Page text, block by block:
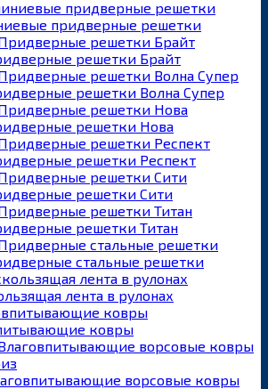
придверные решетки
решетки Брайт
решетки Волна Супер
решетки Нова
решетки Респект
решетки Сити
решетки Титан
стальные решетки
лента в рулонах
ковры
ворсовые ковры